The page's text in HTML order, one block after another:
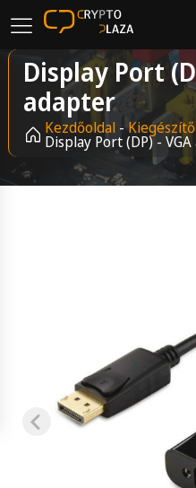
Display Port
adapter
Kezdőoldal-
Display Port (DP) -